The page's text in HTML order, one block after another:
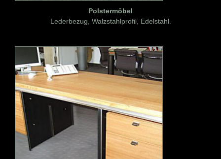
Polstermöbel
Lederbezug, Walzstahlprofil, Edelstahl.